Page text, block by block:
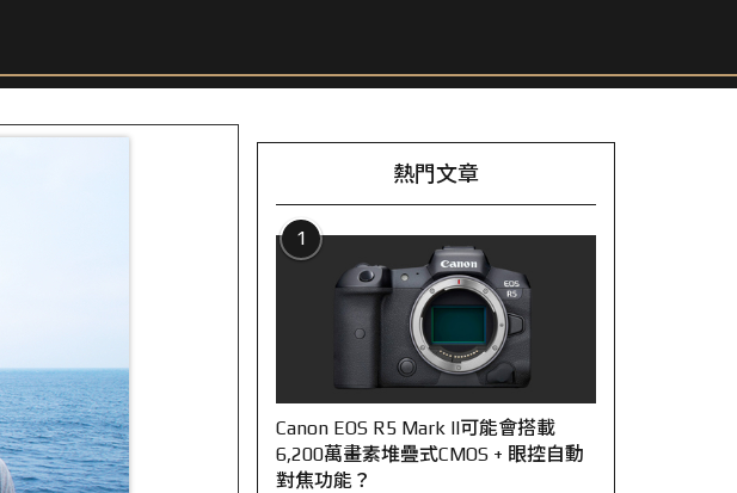
熱門文章
1
Canon EOS R5 Mark II可能會搭載
6,200萬畫素堆疊式CMOS + 眼控自動
對焦功能？